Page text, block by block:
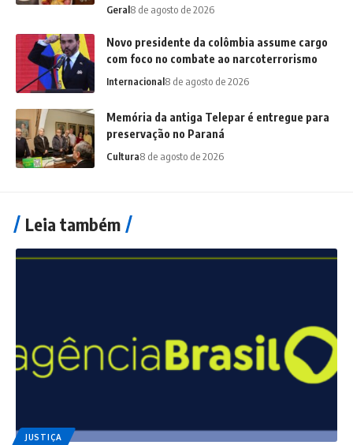
Geral8 de agosto de 2026
Novo presidente da colômbia assume cargo
com foco no combate ao narcoterrorismo
Internacional8 de agosto de 2026
Memória da antiga Telepar é entregue para
preservação no Paraná
Cultura8 de agosto de 2026
Leia também
JUSTIÇA